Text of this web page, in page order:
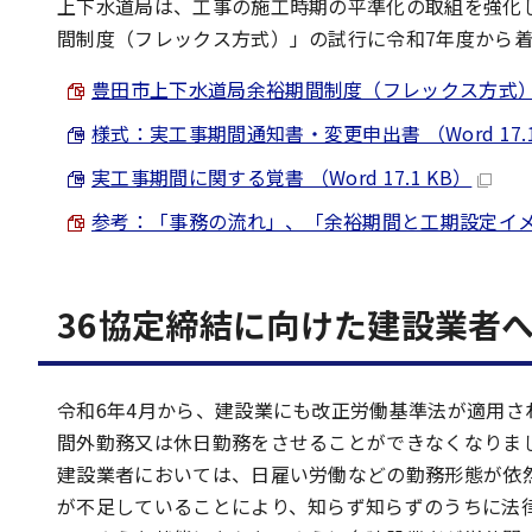
上下水道局は、工事の施工時期の平準化の取組を強
間制度（フレックス方式）」の試行に令和7年度から
豊田市上下水道局余裕期間制度（フレックス方式
様式：実工事期間通知書・変更申出書 （Word
実工事期間に関する覚書 （Word 17.1 KB）
参考：「事務の流れ」、「余裕期間と工期設定イ
36協定締結に向けた建設業者
令和6年4月から、建設業にも改正労働基準法が適用
間外勤務又は休日勤務をさせることができなくなりま
建設業者においては、日雇い労働などの勤務形態が
が不足していることにより、知らず知らずのうちに